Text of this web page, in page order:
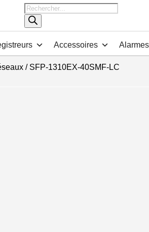
Recherche
de
produits
Accessoires Alarmes
/ SFP-1310EX-40SMF-LC